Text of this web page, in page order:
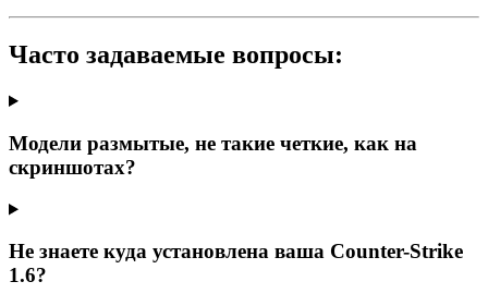
Часто задаваемые вопросы:
Модели размытые, не такие четкие, как на
скриншотах?
Не знаете куда установлена ваша Counter-Strike
1.6?